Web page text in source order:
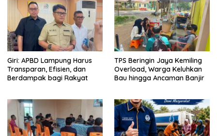
Giri: APBD Lampung Harus
Transparan, Efisien, dan
Berdampak bagi Rakyat
TPS Beringin Jaya Kemiling
Overload, Warga Keluhkan
Bau hingga Ancaman Banjir